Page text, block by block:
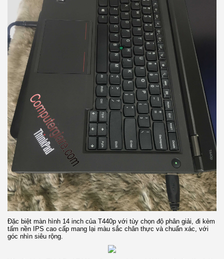
Đặc biệt màn hình 14 inch của T440p với tùy chọn độ phân giải, đi kèm
tấm nền IPS cao cấp mang lại màu sắc chân thực và chuẩn xác, với
góc nhìn siêu rộng.